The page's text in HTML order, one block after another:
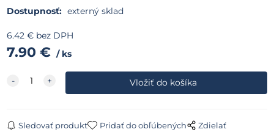
Dostupnosť: externý sklad
6.42 € bez DPH
7.90 € ks
Sledovať produkt Pridať do obľúbených Zdielať